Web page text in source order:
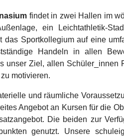
findet in zwei Hallen im
ein Leichtathletik-
das Sportkollegium auf eine
Handeln in allen
unser Ziel, allen
motivieren.
und räumliche
Angebot an Kursen für die
Die beiden zur
genutzt. Unsere